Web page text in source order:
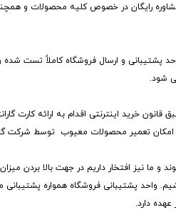
مشاوره رایگان در خصوص کلیه محصولات و
پشتیبانی و ارسال فروشگاه کاملاٌ تست شده
شود.
خرید اینترنتی اقدام به ارائه کارت
امکان تعمیر محصولات معیوب توسط شرکت
نیز افتخار داریم در جهت بالا بردن
واحد پشتیبانی فروشگاه همواره پشتیبانی
دارد.